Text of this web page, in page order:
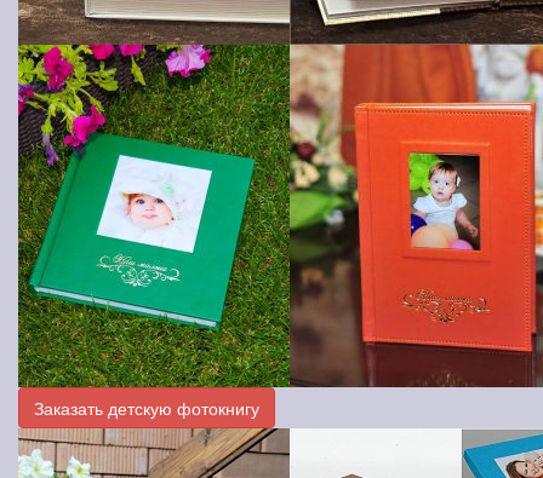
Заказать детскую фотокнигу